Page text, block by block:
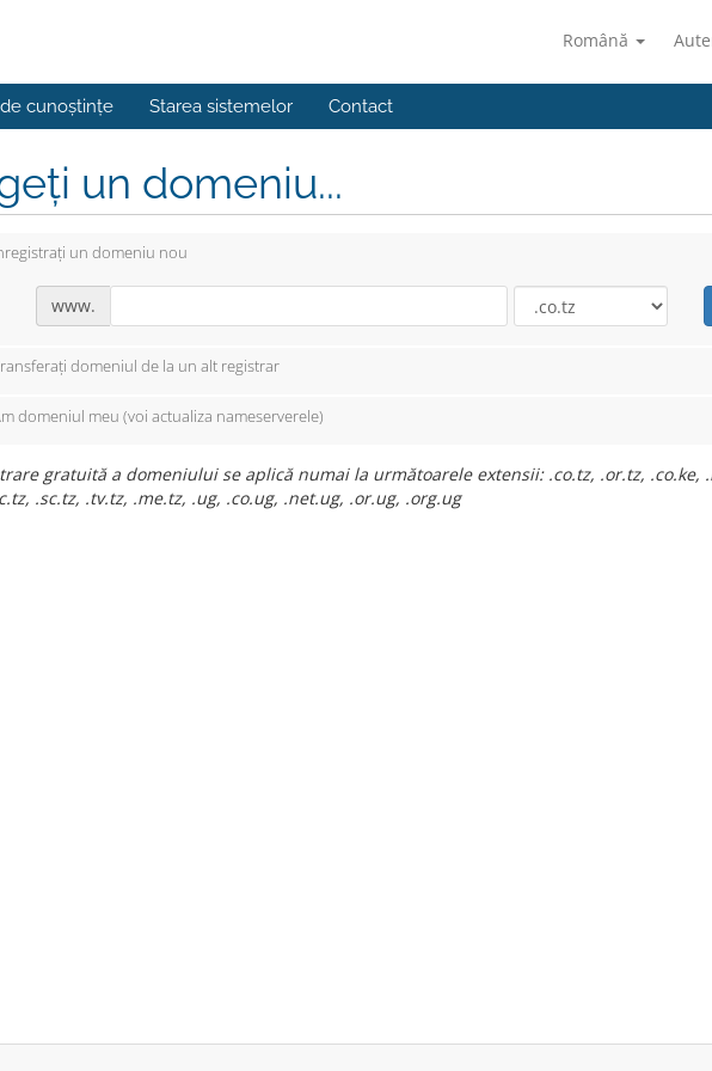
Română
cunoștințe Starea sistemelor Contact
un domeniu...
un domeniu nou
www.
domeniul de la un alt registrar
domeniul meu (voi actualiza nameserverele)
gratuită a domeniului se aplică numai la următoarele extensii: .co.tz, .or.tz, .co.ke,
.sc.tz, .tv.tz, .me.tz, .ug, .co.ug, .net.ug, .or.ug, .org.ug